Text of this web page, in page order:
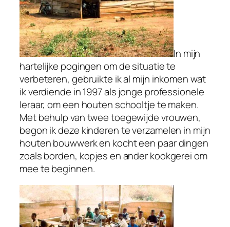
In mijn
hartelijke pogingen om de situatie te
verbeteren, gebruikte ik al mijn inkomen wat
ik verdiende in 1997 als jonge professionele
leraar, om een houten schooltje te maken.
Met behulp van twee toegewijde vrouwen,
begon ik deze kinderen te verzamelen in mijn
houten bouwwerk en kocht een paar dingen
zoals borden, kopjes en ander kookgerei om
mee te beginnen.